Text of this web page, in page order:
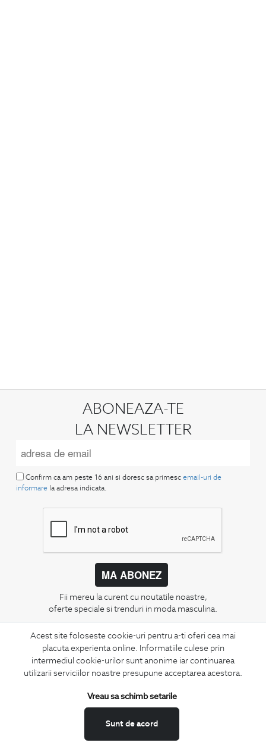
Acest site foloseste cookie-uri pentru a-ti oferi cea mai
placuta experienta online. Informatiile culese prin
intermediul cookie-urilor sunt anonime iar continuarea
utilizarii serviciilor noastre presupune acceptarea acestora.
Sunt de acord
Vreau sa schimb setarile
ABONEAZA-TE
LA NEWSLETTER
Confirm ca am peste 16 ani si doresc sa primesc email-uri de
informare la adresa indicata.
MA ABONEZ
Fii mereu la curent cu noutatile noastre,
oferte speciale si trenduri in moda masculina.
CONCIERGE
Termeni si conditii
Schimburi si retur
Feedback site
ANPC